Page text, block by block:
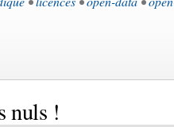
nuls !